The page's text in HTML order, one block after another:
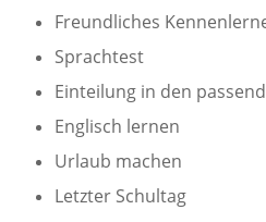
Freundliches
Sprachtest
Einteilung in den
Englisch lernen
Urlaub machen
Letzter Schultag